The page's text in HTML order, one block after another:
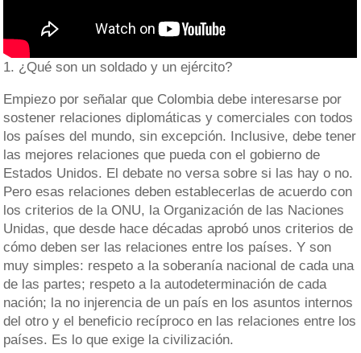
1. ¿Qué son un soldado y un ejército?
Empiezo por señalar que Colombia debe interesarse por
sostener relaciones diplomáticas y comerciales con todos
los países del mundo, sin excepción. Inclusive, debe tener
las mejores relaciones que pueda con el gobierno de
Estados Unidos. El debate no versa sobre si las hay o no.
Pero esas relaciones deben establecerlas de acuerdo con
los criterios de la ONU, la Organización de las Naciones
Unidas, que desde hace décadas aprobó unos criterios de
cómo deben ser las relaciones entre los países. Y son
muy simples: respeto a la soberanía nacional de cada una
de las partes; respeto a la autodeterminación de cada
nación; la no injerencia de un país en los asuntos internos
del otro y el beneficio recíproco en las relaciones entre los
países. Es lo que exige la civilización.